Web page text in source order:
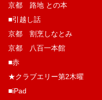
京都 路地 との本
■引越し話
京都 割烹しなとみ
京都 八百一本館
■赤
★クラブエリー第2木曜
■iPad